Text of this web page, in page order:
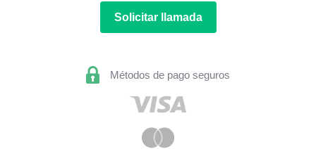
Solicitar llamada
Métodos de pago seguros